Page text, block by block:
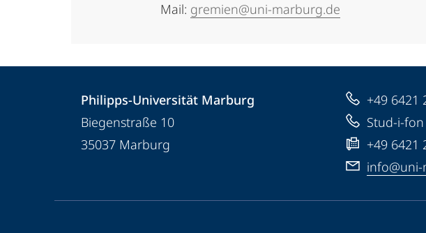
Mail: gremien@uni-marburg.de
Informationen
Kontaktinformationen
Philipps-
Universität
Marburg
Philipps-Universität Marburg
Biegenstraße 10
35037 Marburg
+49 6421
Stud-i-
+49 6421